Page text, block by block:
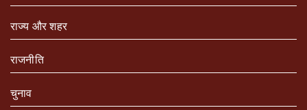
राज्य और शहर
राजनीति
चुनाव